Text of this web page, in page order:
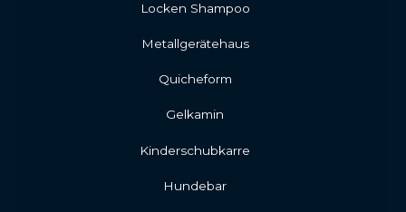
Locken Shampoo
Metallgerätehaus
Quicheform
Gelkamin
Kinderschubkarre
Hundebar